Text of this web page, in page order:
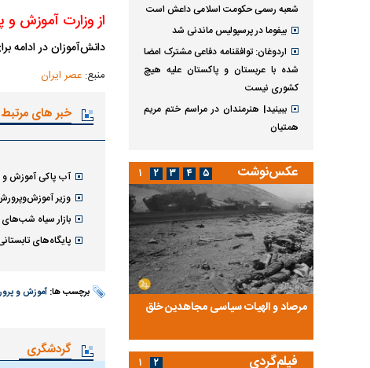
از وزارت آموزش و
دانش‌آموزان در ادامه
منبع: عصر ایران
خبر های مرتبط
آب پاکی آموزش
وزیر
بازار سیاه
پایگاه‌های تابستانی در ۲۸ هزار مدرسه برای جبران افت
برچسب ها: آموزش و
گردشگری
شعبه رسمی حکومت اسلامی داعش است
بیفوما در پرسپولیس ماندنی شد
اردوغان: توافقنامه دفاعی مشترک امضا
شده با عربستان و پاکستان علیه هیچ
کشوری نیست
ببینید| هنرمندان در مراسم ختم مریم
همتیان
عکس‌نوشت
مرصاد و الهیات سیاسی مجاهدین خلق
۱ ۲ ۳ ۴ ۵
فیلم‌گردی ۱ ۲